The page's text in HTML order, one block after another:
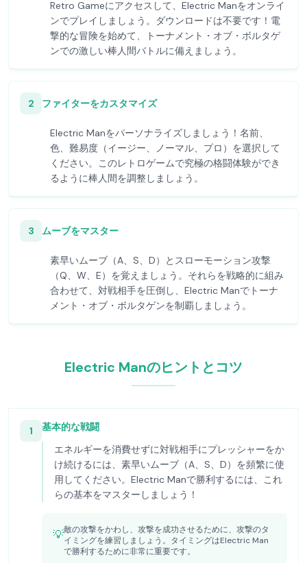
Retro Gameにアクセスして、Electric Manをオンライ
ンでプレイしましょう。ダウンロードは不要です！電
撃的な冒険を始めて、トーナメント・オブ・ボルタゲ
ンでの激しい棒人間バトルに備えましょう。
2 ファイターをカスタマイズ
Electric Manをパーソナライズしましょう！名前、
色、難易度（イージー、ノーマル、プロ）を選択して
ください。このレトロゲームで究極の格闘体験ができ
るように棒人間を調整しましょう。
3 ムーブをマスター
素早いムーブ（A、S、D）とスローモーション攻撃
（Q、W、E）を覚えましょう。それらを戦略的に組み
合わせて、対戦相手を圧倒し、Electric Manでトーナ
メント・オブ・ボルタゲンを制覇しましょう。
Electric Manのヒントとコツ
1
基本的な戦闘
エネルギーを消費せずに対戦相手にプレッシャーをか
け続けるには、素早いムーブ（A、S、D）を頻繁に使
用してください。Electric Manで勝利するには、これ
らの基本をマスターしましょう！
💡敵の攻撃をかわし、攻撃を成功させるために、攻撃のタ
イミングを練習しましょう。タイミングはElectric Man
で勝利するために非常に重要です。